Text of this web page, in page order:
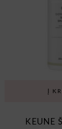
Į
KEUNE